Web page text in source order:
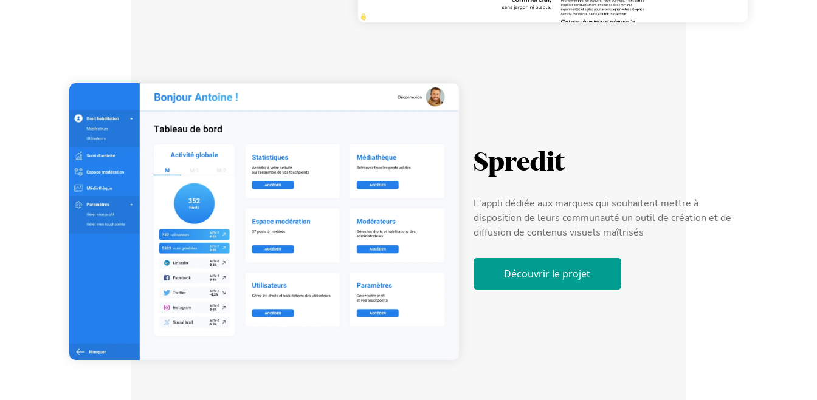
Spredit
L'appli dédiée aux marques qui souhaitent mettre à
disposition de leurs communauté un outil de création et de
diffusion de contenus visuels maîtrisés
Découvrir le projet